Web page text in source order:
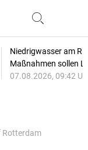
Niedrigwasser am
Maßnahmen sollen
07.08.2026, 09:42
Rotterdam